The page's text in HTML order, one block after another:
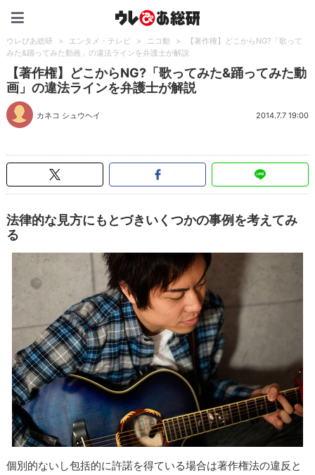
ウレぴあ総研 > エンタメ・テレビ > ニコ動 >
【著作権】どこからNG?「歌って
みた&踊ってみた動画」の違法ラインを弁護士が解説
【著作権】どこからNG?「歌ってみた&踊ってみた動
画」の違法ラインを弁護士が解説
カネコ シュウヘイ 2014.7.7 19:00
法律的な見方にもとづきいくつかの事例を考えてみ
る
個別的ないし包括的に許諾を得ている場合は著作権法の違反と